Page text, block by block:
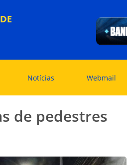
Notícias Webmail
de pedestres